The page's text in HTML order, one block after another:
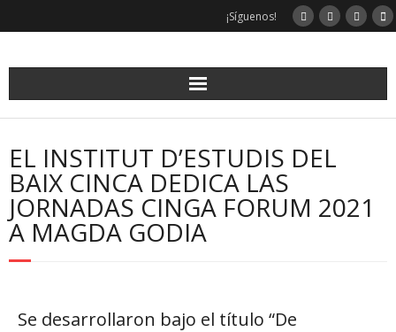
¡Síguenos!
EL INSTITUT D’ESTUDIS DEL
BAIX CINCA DEDICA LAS
JORNADAS CINGA FORUM 2021
A MAGDA GODIA
Se desarrollaron bajo el título “De